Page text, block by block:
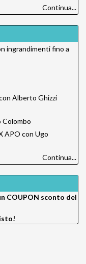
Continua...
ingrandimenti fino a
Alberto Ghizzi
Colombo
APO con Ugo
Continua...
COUPON sconto del